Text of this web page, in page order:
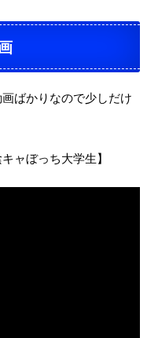
ばかりなので少しだけ
ャぼっち大学生】